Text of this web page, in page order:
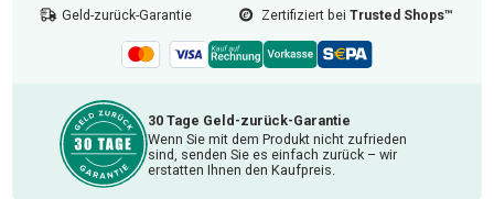
Geld-zurück-Garantie
Zertifiziert bei Trusted Shops™
30 Tage Geld-zurück-Garantie
Wenn Sie mit dem Produkt nicht zufrieden
sind, senden Sie es einfach zurück – wir
erstatten Ihnen den Kaufpreis.